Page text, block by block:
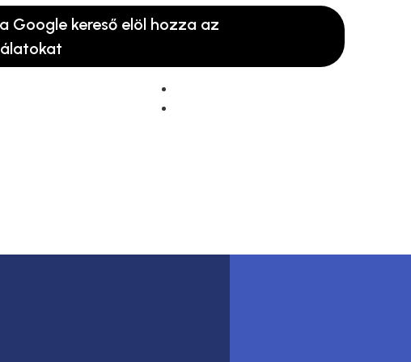
Google kereső elöl hozza az